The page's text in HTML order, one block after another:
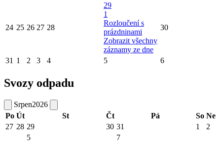
24 25 26 27 28
29
1
Rozloučení s
prázdninami
Zobrazit všechny
záznamy ze dne
30
31 1 2 3 4 5 6
Svozy odpadu
Srpen2026
Po Út St Čt Pá So Ne
27 28 29 30 31 1 2
5
7